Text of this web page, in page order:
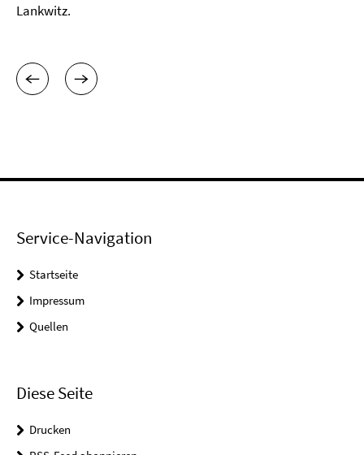
Lankwitz.
Service-Navigation
Startseite
Impressum
Quellen
Diese Seite
Drucken